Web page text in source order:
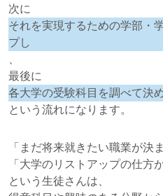
次に
それを実現するための学部・
プし
最後に
各大学の受験科目を調べて決
という流れになります。
「まだ将来就きたい職業が決
「大学のリストアップの仕方
という生徒さんは、